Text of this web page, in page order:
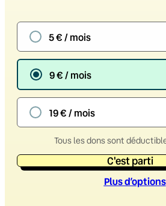
5 € / mois
9 € / mois
19 € / mois
Tous les dons sont
C'est parti
Plus d’options